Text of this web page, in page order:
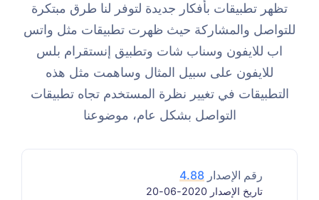
تظهر تطبيقات بأفكار جديدة لتوفر لنا طرق مبتكرة
للتواصل والمشاركة حيث ظهرت تطبيقات مثل واتس
اب للايفون وسناب شات وتطبيق إنستقرام بلس
للايفون على سبيل المثال وساهمت مثل هذه
التطبيقات في تغيير نظرة المستخدم تجاه تطبيقات
التواصل بشكل عام، موضوعنا
رقم الإصدار 4.88
تاريخ الإصدار 2020-06-20